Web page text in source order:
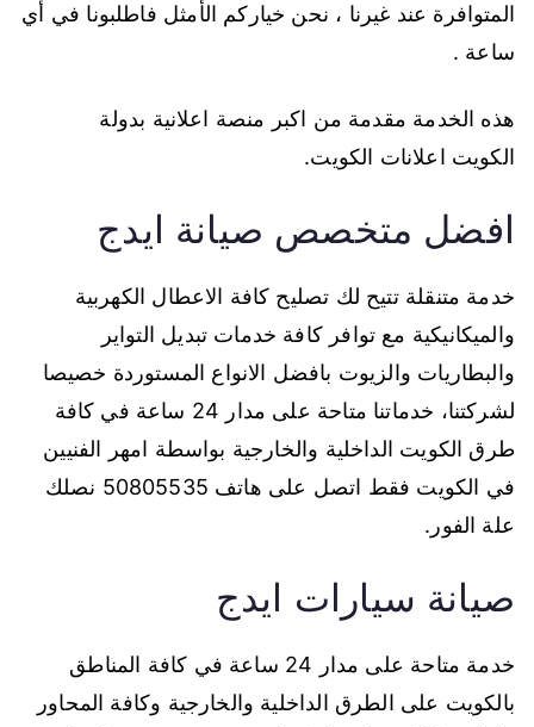
المتوافرة عند غيرنا ، نحن خياركم الأمثل فاطلبونا في أي
ساعة .
هذه الخدمة مقدمة من اكبر منصة اعلانية بدولة
الكويت اعلانات الكويت.
افضل متخصص صيانة ايدج
خدمة متنقلة تتيح لك تصليح كافة الاعطال الكهربية
والميكانيكية مع توافر كافة خدمات تبديل التواير
والبطاريات والزيوت بافضل الانواع المستوردة خصيصا
لشركتنا، خدماتنا متاحة على مدار 24 ساعة في كافة
طرق الكويت الداخلية والخارجية بواسطة امهر الفنيين
في الكويت فقط اتصل على هاتف 50805535 نصلك
علة الفور.
صيانة سيارات ايدج
خدمة متاحة على مدار 24 ساعة في كافة المناطق
بالكويت على الطرق الداخلية والخارجية وكافة المحاور